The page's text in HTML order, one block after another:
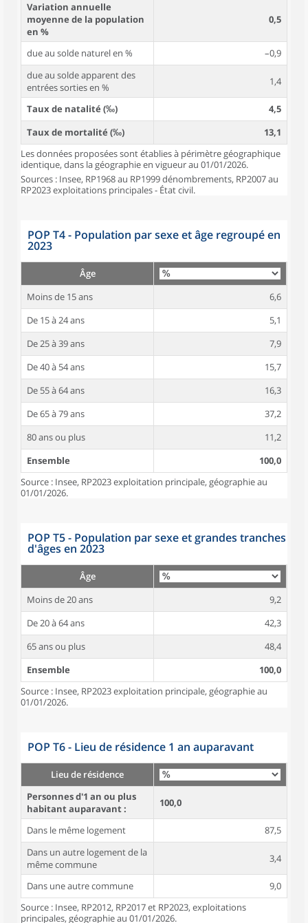
Variation annuelle
moyenne de la population
en %
0,5
due au solde naturel en %
–0,9
due au solde apparent des
entrées sorties en %
1,4
Taux de natalité (‰)
4,5
Taux de mortalité (‰)
13,1
Les données proposées sont établies à périmètre géographique
identique, dans la géographie en vigueur au 01/01/2026.
Sources : Insee, RP1968 au RP1999 dénombrements, RP2007 au
RP2023 exploitations principales - État civil.
POP T4 - Population par sexe et âge regroupé en
2023
Âge
Moins de 15 ans
6,6
De 15 à 24 ans
5,1
De 25 à 39 ans
7,9
De 40 à 54 ans
15,7
De 55 à 64 ans
16,3
De 65 à 79 ans
37,2
80 ans ou plus
11,2
Ensemble
100,0
Source : Insee, RP2023 exploitation principale, géographie au
01/01/2026.
POP T5 - Population par sexe et grandes tranches
d'âges en 2023
Âge
Moins de 20 ans
9,2
De 20 à 64 ans
42,3
65 ans ou plus
48,4
Ensemble
100,0
Source : Insee, RP2023 exploitation principale, géographie au
01/01/2026.
POP T6 - Lieu de résidence 1 an auparavant
Lieu de résidence
Personnes d'1 an ou plus
habitant auparavant :
100,0
Dans le même logement
87,5
Dans un autre logement de la
même commune
3,4
Dans une autre commune
9,0
Source : Insee, RP2012, RP2017 et RP2023, exploitations
principales, géographie au 01/01/2026.